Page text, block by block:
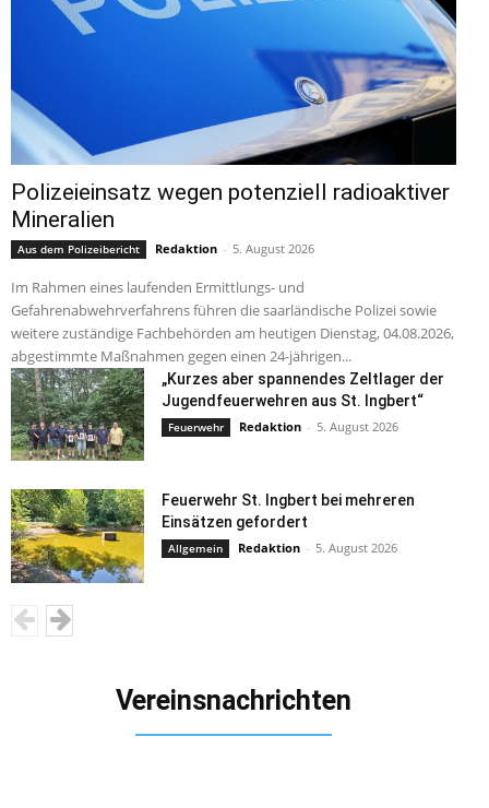
Polizeieinsatz wegen potenziell radioaktiver
Mineralien
Aus dem Polizeibericht Redaktion - 5. August 2026
Im Rahmen eines laufenden Ermittlungs- und
Gefahrenabwehrverfahrens führen die saarländische Polizei sowie
weitere zuständige Fachbehörden am heutigen Dienstag, 04.08.2026,
abgestimmte Maßnahmen gegen einen 24-jährigen...
„Kurzes aber spannendes Zeltlager der
Jugendfeuerwehren aus St. Ingbert“
Feuerwehr Redaktion - 5. August 2026
Feuerwehr St. Ingbert bei mehreren
Einsätzen gefordert
Allgemein Redaktion - 5. August 2026
Vereinsnachrichten